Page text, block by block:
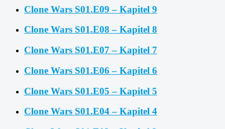
Clone Wars S01.E09 – Kapitel 9
Clone Wars S01.E08 – Kapitel 8
Clone Wars S01.E07 – Kapitel 7
Clone Wars S01.E06 – Kapitel 6
Clone Wars S01.E05 – Kapitel 5
Clone Wars S01.E04 – Kapitel 4